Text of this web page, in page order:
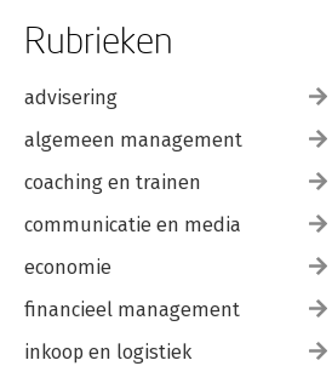
Rubrieken
advisering
algemeen management
coaching en trainen
communicatie en media
economie
financieel management
inkoop en logistiek